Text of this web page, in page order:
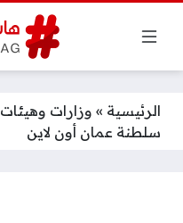
الرئيسية » وزارات وهيئات
سلطنة عمان أون لاين